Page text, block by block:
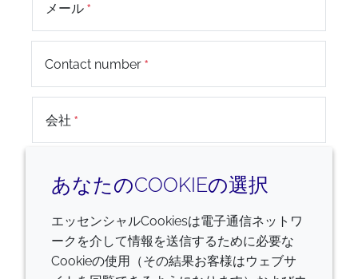
メール
+44
Contact number
会社
Captcha
あなたのCOOKIEの選択
エッセンシャルCookiesは電子通信ネットワ
ークを介して情報を送信するために必要な
Cookieの使用（その結果お客様はウェブサ